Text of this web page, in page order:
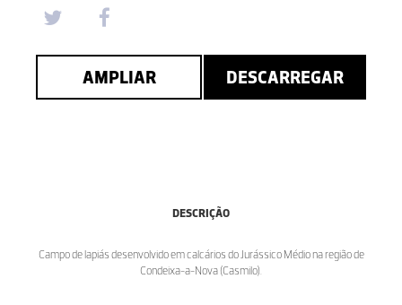
AMPLIAR DESCARREGAR
DESCRIÇÃO
Campo de lapiás desenvolvido em calcários do Jurássico Médio na região de
Condeixa-a-Nova (Casmilo).